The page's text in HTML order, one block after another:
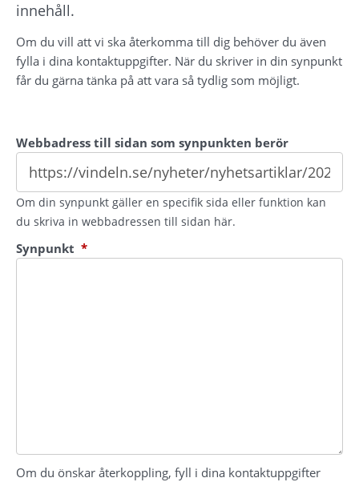
innehåll.
Om du vill att vi ska återkomma till dig behöver du även
fylla i dina kontaktuppgifter. När du skriver in din synpunkt
får du gärna tänka på att vara så tydlig som möjligt.
Webbadress till sidan som synpunkten berör
Om din synpunkt gäller en specifik sida eller funktion kan
du skriva in webbadressen till sidan här.
Synpunkt *(obligatorisk)
Om du önskar återkoppling, fyll i dina kontaktuppgifter